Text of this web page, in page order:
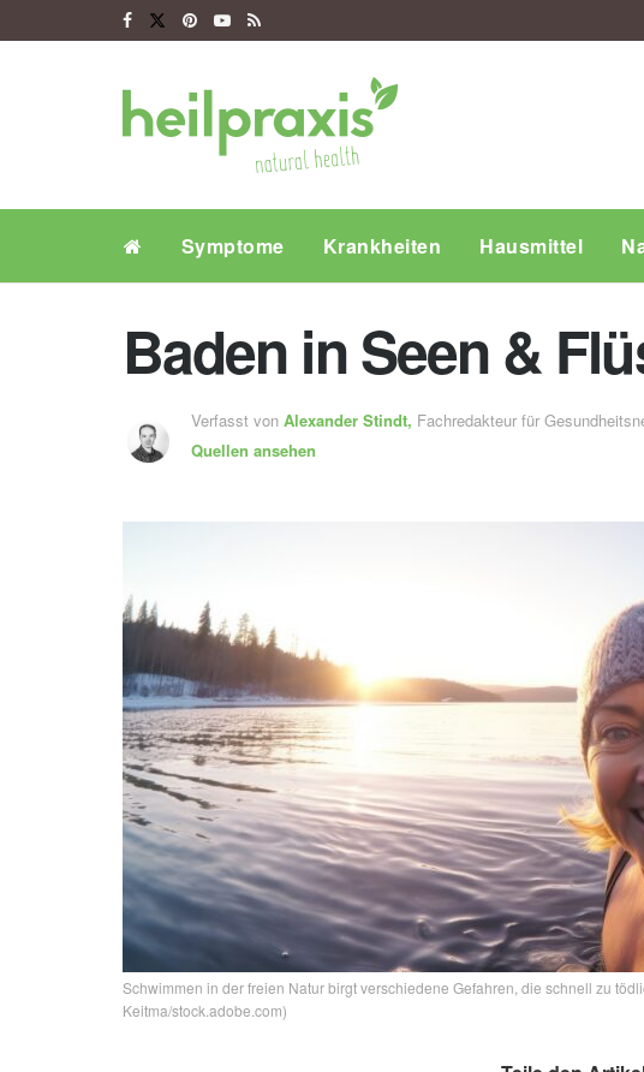
Symptome Krankheiten Hausmittel
Baden in Seen &
Verfasst von Alexander Stindt, Fachredakteur für
Quellen ansehen
Schwimmen in der freien Natur birgt verschiedene Gefahren, die schnell zu
Keitma/stock.adobe.com)